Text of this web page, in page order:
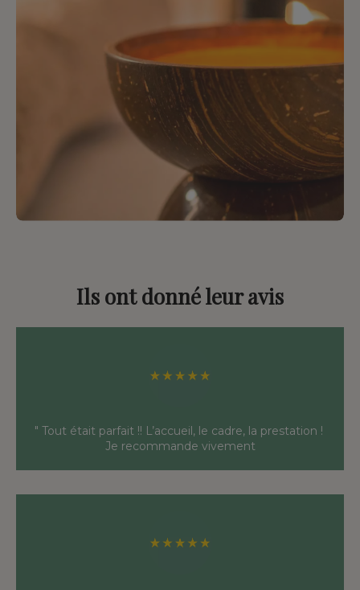
Ils ont donné leur avis
" Tout était parfait !! L’accueil, le cadre, la prestation !
Je recommande vivement